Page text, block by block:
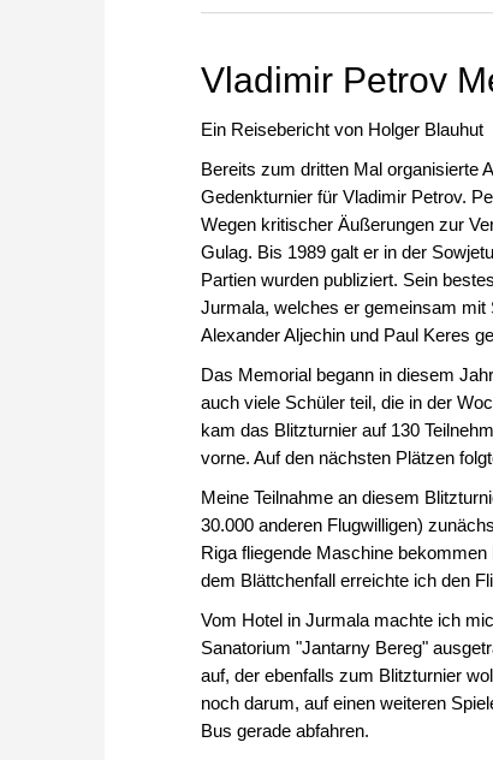
zuvor.
Vladimir Petrov
Ein Reisebericht von Holger Blauhut
Bereits zum dritten Mal organisierte
Gedenkturnier für Vladimir Petrov.
Wegen kritischer Äußerungen zur
Gulag. Bis 1989 galt er in der
Partien wurden publiziert. Sein
Jurmala, welches er gemeinsam
Alexander Aljechin und Paul Keres
Das Memorial begann in diesem
auch viele Schüler teil, die in der
kam das Blitzturnier auf 130
vorne. Auf den nächsten Plätzen
Meine Teilnahme an diesem
30.000 anderen Flugwilligen)
Riga fliegende Maschine
dem Blättchenfall erreichte ich den
Vom Hotel in Jurmala machte ich
Sanatorium "Jantarny Bereg"
auf, der ebenfalls zum Blitzturnier
noch darum, auf einen weiteren
Bus gerade abfahren.